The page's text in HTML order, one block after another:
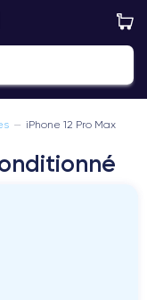
— iPhone 12 Pro Max